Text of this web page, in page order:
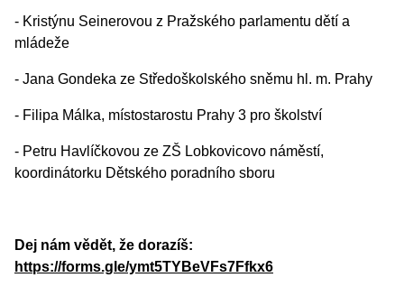
- Kristýnu Seinerovou z Pražského parlamentu dětí a
mládeže
- Jana Gondeka ze Středoškolského sněmu hl. m. Prahy
- Filipa Málka, místostarostu Prahy 3 pro školství
- Petru Havlíčkovou ze ZŠ Lobkovicovo náměstí,
koordinátorku Dětského poradního sboru
Dej nám vědět, že dorazíš:
https://forms.gle/ymt5TYBeVFs7Ffkx6